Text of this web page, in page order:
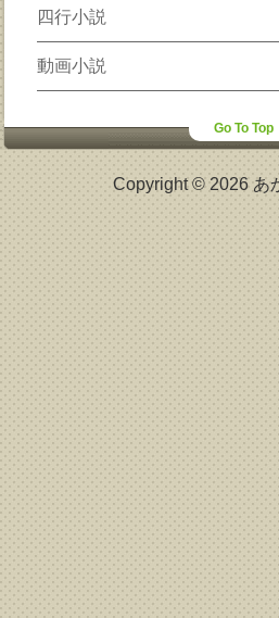
四行小説
動画小説
Go To Top
Copyright © 2026 あ